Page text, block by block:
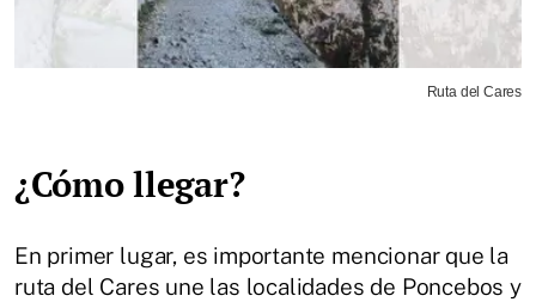
Ruta del Cares
¿Cómo llegar?
En primer lugar, es importante mencionar que la
ruta del Cares une las localidades de Poncebos y